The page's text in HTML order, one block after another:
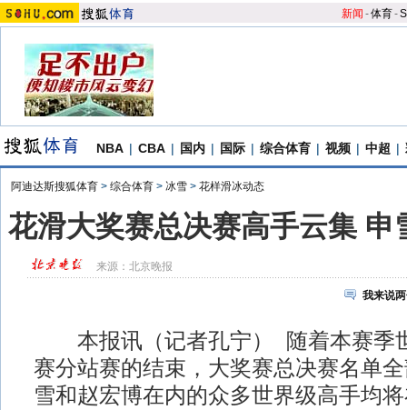
新闻 -体育-S
NBA | CBA | 国内 | 国际 | 综合体育 | 视频 | 中超 |
阿迪达斯搜狐体育 > 综合体育 > 冰雪 > 花样滑冰动态
花滑大奖赛总决赛高手云集 申
来源：北京晚报
我来说
本报讯（记者孔宁） 随着本赛季
赛分站赛的结束，大奖赛总决赛名单
雪和赵宏博在内的众多世界级高手均